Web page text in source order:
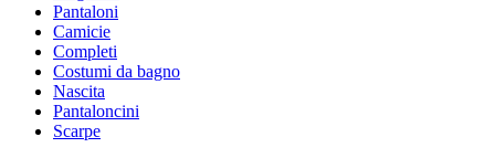
Pantaloni
Camicie
Completi
Costumi da bagno
Nascita
Pantaloncini
Scarpe